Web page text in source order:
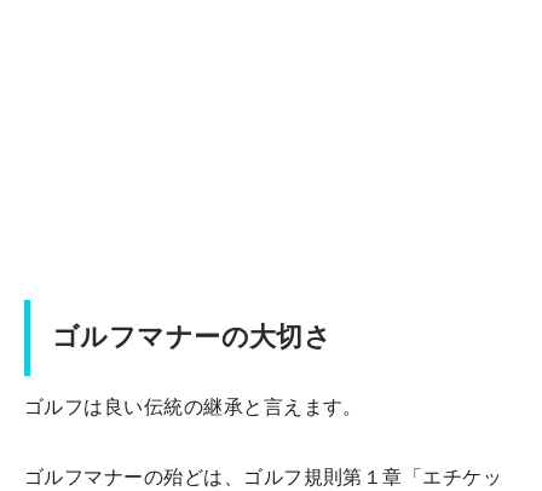
ゴルフマナーの大切さ
ゴルフは良い伝統の継承と言えます。
ゴルフマナーの殆どは、ゴルフ規則第１章「エチケッ